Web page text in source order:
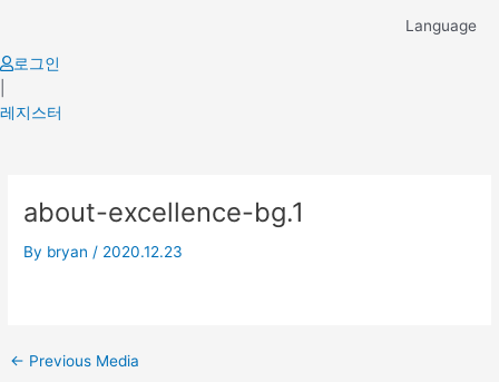
content
Language
로그인
레지스터
about-excellence-bg.1
By bryan / 2020.12.23
navigation
← Previous Media